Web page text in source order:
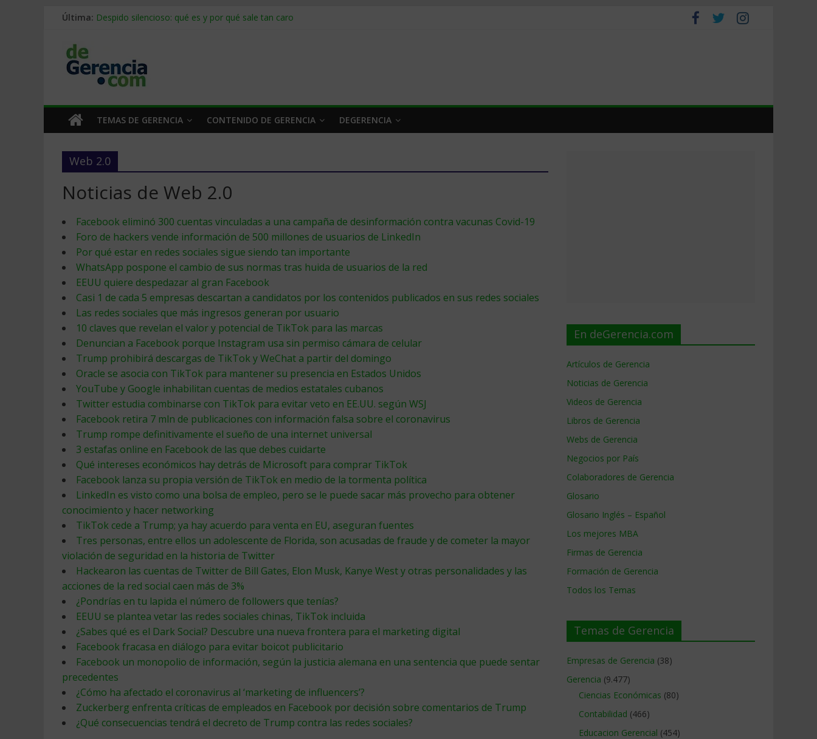
Última: Stablecoins para empresas: cómo pagar y cobrar en 2026
Mercado hispano de EE. UU.: cómo segmentarlo y venderle
TEMAS DE GERENCIA CONTENIDO DE GERENCIA DEGERENCIA
Web 2.0
Noticias de Web 2.0
Facebook eliminó 300 cuentas vinculadas a una campaña de desinformación contra vacunas Covid-19
Foro de hackers vende información de 500 millones de usuarios de LinkedIn
Por qué estar en redes sociales sigue siendo tan importante
WhatsApp pospone el cambio de sus normas tras huida de usuarios de la red
EEUU quiere despedazar al gran Facebook
Casi 1 de cada 5 empresas descartan a candidatos por los contenidos publicados en sus redes sociales
Las redes sociales que más ingresos generan por usuario
10 claves que revelan el valor y potencial de TikTok para las marcas
Denuncian a Facebook porque Instagram usa sin permiso cámara de celular
Trump prohibirá descargas de TikTok y WeChat a partir del domingo
Oracle se asocia con TikTok para mantener su presencia en Estados Unidos
YouTube y Google inhabilitan cuentas de medios estatales cubanos
Twitter estudia combinarse con TikTok para evitar veto en EE.UU. según WSJ
Facebook retira 7 mln de publicaciones con información falsa sobre el coronavirus
Trump rompe definitivamente el sueño de una internet universal
3 estafas online en Facebook de las que debes cuidarte
Qué intereses económicos hay detrás de Microsoft para comprar TikTok
Facebook lanza su propia versión de TikTok en medio de la tormenta política
LinkedIn es visto como una bolsa de empleo, pero se le puede sacar más provecho para obtener
conocimiento y hacer networking
TikTok cede a Trump; ya hay acuerdo para venta en EU, aseguran fuentes
Tres personas, entre ellos un adolescente de Florida, son acusadas de fraude y de cometer la mayor
violación de seguridad en la historia de Twitter
Hackearon las cuentas de Twitter de Bill Gates, Elon Musk, Kanye West y otras personalidades y las
acciones de la red social caen más de 3%
¿Pondrías en tu lapida el número de followers que tenías?
EEUU se plantea vetar las redes sociales chinas, TikTok incluida
¿Sabes qué es el Dark Social? Descubre una nueva frontera para el marketing digital
Facebook fracasa en diálogo para evitar boicot publicitario
Facebook un monopolio de información, según la justicia alemana en una sentencia que puede sentar
precedentes
¿Cómo ha afectado el coronavirus al ‘marketing de influencers’?
Zuckerberg enfrenta críticas de empleados en Facebook por decisión sobre comentarios de Trump
¿Qué consecuencias tendrá el decreto de Trump contra las redes sociales?
En deGerencia.com
Artículos de Gerencia
Noticias de Gerencia
Videos de Gerencia
Libros de Gerencia
Webs de Gerencia
Negocios por País
Colaboradores de Gerencia
Glosario
Glosario Inglés – Español
Los mejores MBA
Firmas de Gerencia
Formación de Gerencia
Todos los Temas
Temas de Gerencia
Empresas de Gerencia (38)
Gerencia (9.477)
Ciencias Económicas (80)
Contabilidad (466)
Educacion Gerencial (454)